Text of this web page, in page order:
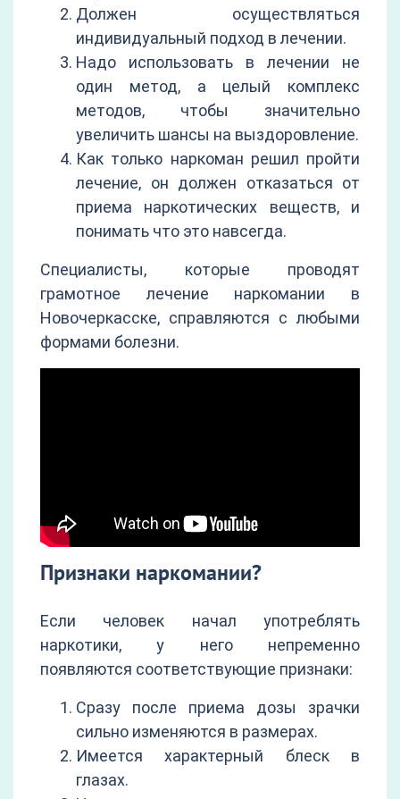
Должен осуществляться
индивидуальный подход в лечении.
Надо использовать в лечении не
один метод, а целый комплекс
методов, чтобы значительно
увеличить шансы на выздоровление.
Как только наркоман решил пройти
лечение, он должен отказаться от
приема наркотических веществ, и
понимать что это навсегда.
Специалисты, которые проводят
грамотное лечение наркомании в
Новочеркасске, справляются с любыми
формами болезни.
Признаки наркомании?
Если человек начал употреблять
наркотики, у него непременно
появляются соответствующие признаки:
Сразу после приема дозы зрачки
сильно изменяются в размерах.
Имеется характерный блеск в
глазах.